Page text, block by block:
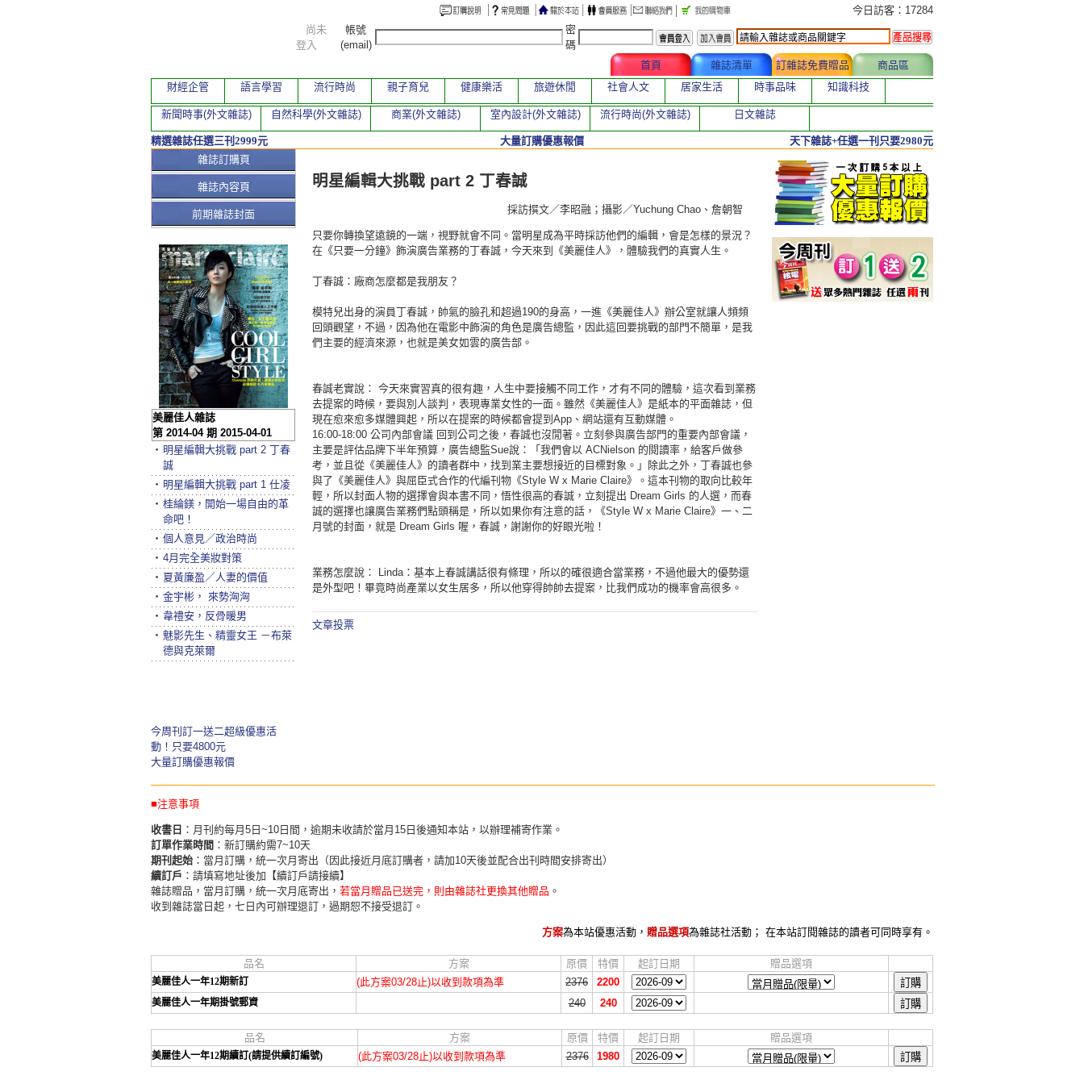
本期文章
明星編輯大挑戰 part 2 丁春誠
採訪撰文／李昭融；攝影／Yuchung Chao、詹朝智
只要你轉換望遠鏡的一端，視野就會不同。當明星成為平時採訪他們的編輯，會是怎樣的景況？
在《只要一分鐘》飾演廣告業務的丁春誠，今天來到《美麗佳人》，體驗我們的真實人生。
丁春誠：廠商怎麼都是我朋友？
模特兒出身的演員丁春誠，帥氣的臉孔和超過190的身高，一進《美麗佳人》辦公室就讓人頻頻
回頭觀望，不過，因為他在電影中飾演的角色是廣告總監，因此這回要挑戰的部門不簡單，是我
們主要的經濟來源，也就是美女如雲的廣告部。
春誠老實說： 今天來實習真的很有趣，人生中要接觸不同工作，才有不同的體驗，這次看到業務
去提案的時候，要與別人談判，表現專業女性的一面。雖然《美麗佳人》是紙本的平面雜誌，但
現在愈來愈多媒體興起，所以在提案的時候都會提到App、網站還有互動媒體。
16:00-18:00 公司內部會議 回到公司之後，春誠也沒閒著。立刻參與廣告部門的重要內部會議，
主要是評估品牌下半年預算，廣告總監Sue說：「我們會以 ACNielson 的閱讀率，給客戶做參
考，並且從《美麗佳人》的讀者群中，找到業主要想接近的目標對象。」除此之外，丁春誠也參
與了《美麗佳人》與屈臣式合作的代編刊物《Style W x Marie Claire》。這本刊物的取向比較年
輕，所以封面人物的選擇會與本書不同，悟性很高的春誠，立刻提出 Dream Girls 的人選，而春
誠的選擇也讓廣告業務們點頭稱是，所以如果你有注意的話，《Style W x Marie Claire》一、二
月號的封面，就是 Dream Girls 喔，春誠，謝謝你的好眼光啦！
業務怎麼說： Linda：基本上春誠講話很有條理，所以的確很適合當業務，不過他最大的優勢還
是外型吧！畢竟時尚產業以女生居多，所以他穿得帥帥去提案，比我們成功的機率會高很多。
文章投票
雜誌訂購頁
雜誌內容頁
前期雜誌封面
美麗佳人雜誌
第 2014-04 期 2015-04-01
‧ 明星編輯大挑戰 part 2 丁春
誠
‧ 明星編輯大挑戰 part 1 仕凌
‧ 桂綸鎂，開始一場自由的革
命吧！
‧ 個人意見／政治時尚
‧ 4月完全美妝對策
‧ 夏黃廉盈／人妻的價值
‧ 金宇彬， 來勢洶洶
‧ 韋禮安，反骨暖男
‧ 魅影先生、精靈女王 －布萊
德與克萊爾
今周刊訂一送二超級優惠活
動！只要4800元
大量訂購優惠報價
今日訪客：17284
尚未
登入
帳號
(email)
密
碼
首頁 雜誌清單 訂雜誌免費贈品
商品區
財經企管
語言學習 流行時尚 親子育兒 健康樂活 旅遊休閒 社會人文 居家生活 時事品味 知識科技
新聞時事(外文雜誌) 自然科學(外文雜誌) 商業(外文雜誌) 室內設計(外文雜誌) 流行時尚(外文雜誌) 日文雜誌
精選雜誌任選三刊2999元 大量訂購優惠報價 天下雜誌+任選一刊只要2980元
■注意事項
收書日 ：月刊約每月5日~10日間，逾期未收請於當月15日後通知本站，以辦理補寄作業。
訂單作業時間 ：新訂購約需7~10天
期刊起始 ：當月訂購，統一次月寄出（因此接近月底訂購者，請加10天後並配合出刊時間安排寄出）
續訂戶 ：請填寫地址後加【續訂戶請接續】
雜誌贈品，當月訂購，統一次月底寄出， 若當月贈品已送完，則由雜誌社更換其他贈品 。
收到雜誌當日起，七日內可辦理退訂，過期恕不接受退訂。
方案為本站優惠活動， 贈品選項為雜誌社活動； 在本站訂閱雜誌的讀者可同時享有。
品名 方案 原價 特價 起訂日期 贈品選項
美麗佳人一年12期新訂 (此方案03/28止)以收到款項為準 2376 2200
美麗佳人一年期掛號郵資 240 240
品名 方案 原價 特價 起訂日期 贈品選項
美麗佳人一年12期續訂(請提供續訂編號) (此方案03/28止)以收到款項為準 2376 1980